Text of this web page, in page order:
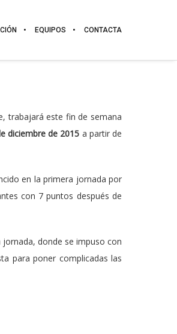
EQUIPOS CONTACTA
trabajará este fin de semana
diciembre de 2015 a partir de
en la primera jornada por
con 7 puntos después de
donde se impuso con
para poner complicadas las